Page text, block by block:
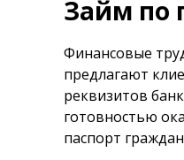
Займ по
Финансовые
предлагают
реквизитов
готовностью
паспорт